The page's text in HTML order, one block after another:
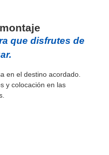
que disfrutes de
en el destino acordado.
y colocación en las